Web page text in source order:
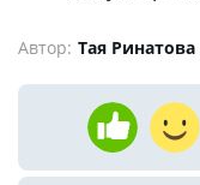
Автор: Тая Ринатова